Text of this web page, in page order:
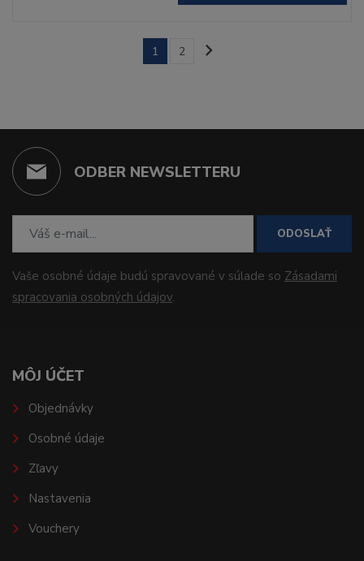
1 2
ODBER NEWSLETTERU
ODOSLAŤ
Vaše osobné údaje budú spravované v súlade so Zásadami
spracovania osobných údajov.
MÔJ ÚČET
Objednávky
Osobné údaje
Zľavy
Nastavenia
Vouchery